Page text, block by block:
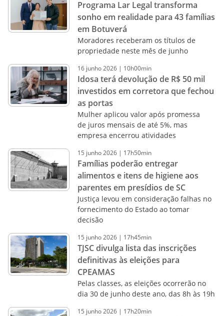
Programa Lar Legal transforma
sonho em realidade para 43 famílias
em Botuverá
Moradores receberam os títulos de
propriedade neste mês de junho
16 junho2026 | 10h00min
Idosa terá devolução de R$ 50 mil
investidos em corretora que fechou
as portas
Mulher aplicou valor após promessa
de juros mensais de até 5%, mas
empresa encerrou atividades
15 junho2026 | 17h50min
Famílias poderão entregar
alimentos e itens de higiene aos
parentes em presídios de SC
Justiça levou em consideração falhas no
fornecimento do Estado ao tomar
decisão
15 junho2026 | 17h45min
TJSC divulga lista das inscrições
definitivas às eleições para
CPEAMAS
Pelas classes, as eleições ocorrerão no
dia 30 de junho deste ano, das 8h às 19h
15 junho2026 | 17h20min